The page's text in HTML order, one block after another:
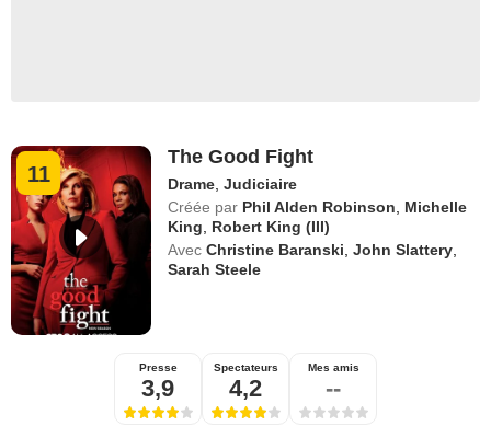
11
The Good Fight
Drame ,Judiciaire
Créée par Phil Alden Robinson
Michelle
King
Robert King (III)
Avec Christine Baranski ,John Slattery
Sarah Steele
Presse
3,9
Spectateurs
4,2
Mes amis
--